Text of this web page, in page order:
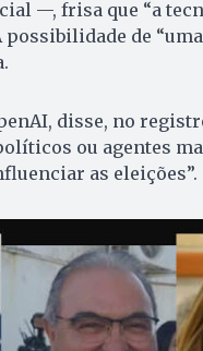
—, frisa que “a
possibilidade de
disse, no
ou agentes
as eleições”.